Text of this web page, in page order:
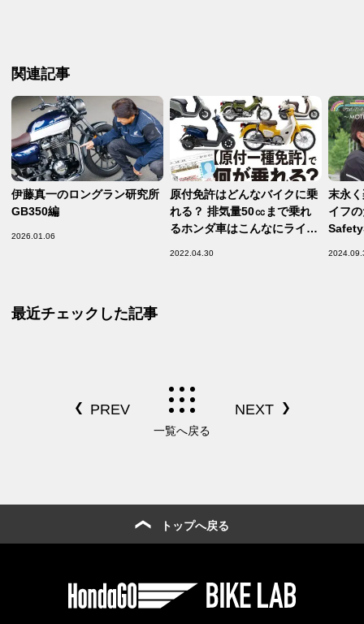
関連記事
伊藤真一のロングラン研究所
GB350編
2026.01.06
原付免許はどんなバイクに乗
れる？ 排気量50㏄まで乗れ
るホンダ車はこんなにライン
2022.04.30
末永
イフ
最近チェックした記事
一覧へ戻る
トップへ戻る